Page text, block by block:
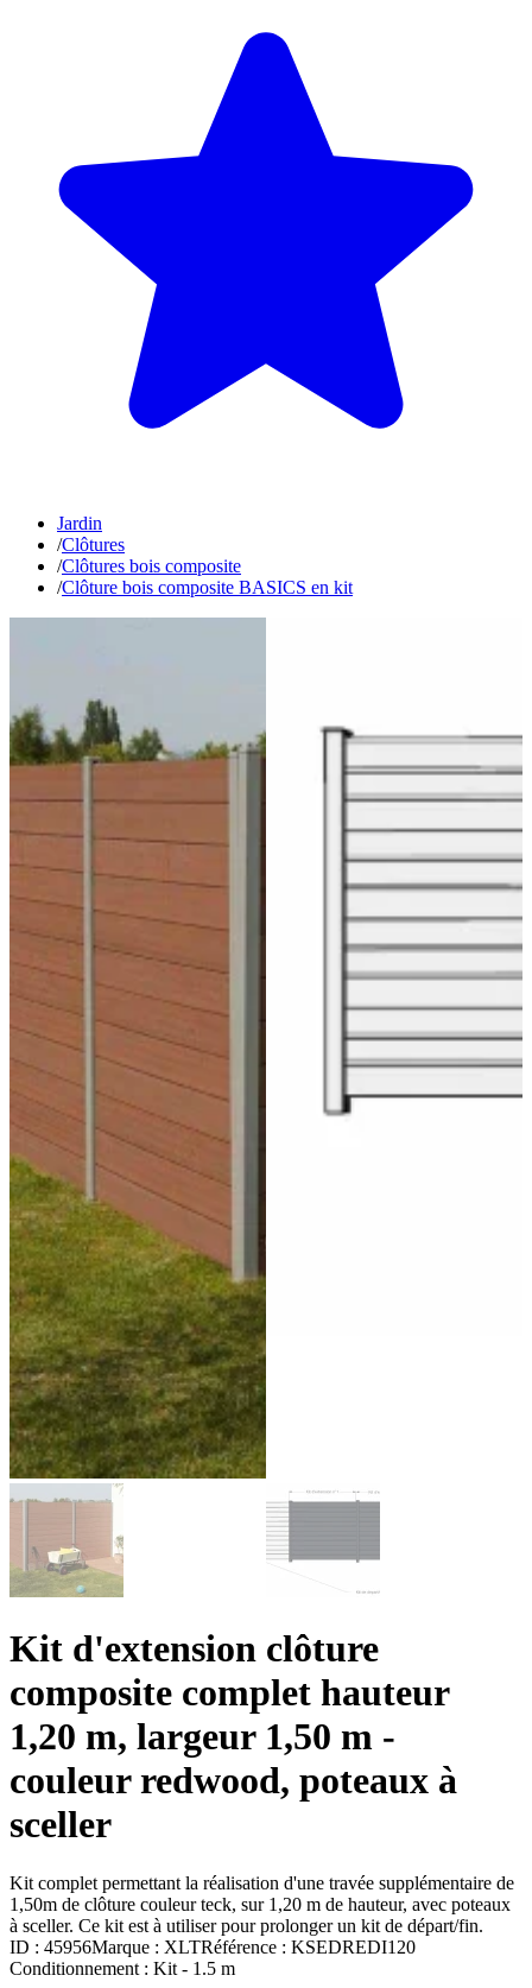
Jardin
/Clôtures
/Clôtures bois composite
/Clôture bois composite BASICS en kit
Kit d'extension clôture
composite complet hauteur
1,20 m, largeur 1,50 m -
couleur redwood, poteaux à
sceller
Kit complet permettant la réalisation d'une travée supplémentaire de
1,50m de clôture couleur teck, sur 1,20 m de hauteur, avec poteaux
à sceller. Ce kit est à utiliser pour prolonger un kit de départ/fin.
ID : 45956Marque : XLTRéférence : KSEDREDI120
Conditionnement : Kit - 1.5 m